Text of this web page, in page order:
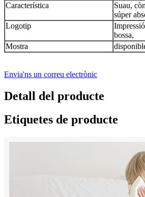
Característica
Suau,
súper
Logotip
bossa,
Mostra
Envia'ns un correu electrònic
Detall del producte
Etiquetes de producte